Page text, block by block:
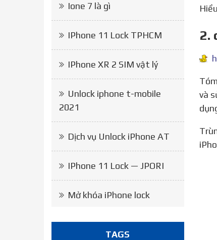
2.
Tóm tắt: Dòng iPhone 11 series hiện nay đều được Apple sản xuất thêm các phiên bản hỗ trợ 2 sim vật lý
và
Trùng khớp với kết quả tìm kiếm: Cách kích hoạt eSIM Và đến hiện nay là iPhone 11, iPhone 11 Pro và
Ione 7 là gì
IPhone 11 Lock TPHCM
IPhone XR 2 SIM vật lý
Unlock iphone t-mobile
2021
Dịch vụ Unlock iPhone AT
IPhone 11 Lock — JPORI
Mở khóa iPhone lock
TAGS